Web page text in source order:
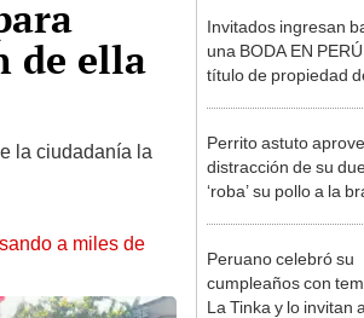
de ella
la ciudadanía la
a miles de
Invitados ingresan
una BODA EN
título de propiedad
Perrito astuto
distracción de su
‘roba’ su pollo a la
Peruano celebró su
cumpleaños con
La Tinka y lo invitan